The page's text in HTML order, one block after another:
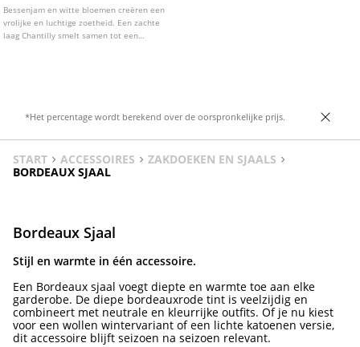
Bessenjam en witte bloemen creëren een
vrolijke en luchtige zoetheid. Een zachte
laag Chantilly smelt samen tot een
*Het percentage wordt berekend over de oorspronkelijke prijs.
START ACCESSOIRES
ZAKDOEKEN EN SJAALS
BORDEAUX SJAAL
Bordeaux Sjaal
Stijl en warmte in één accessoire.
Een Bordeaux sjaal voegt diepte en warmte toe aan elke
garderobe. De diepe bordeauxrode tint is veelzijdig en
combineert met neutrale en kleurrijke outfits. Of je nu kiest
voor een wollen wintervariant of een lichte katoenen versie,
dit accessoire blijft seizoen na seizoen relevant.